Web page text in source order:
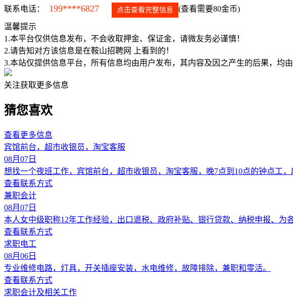
联系电话： 199****6827 点击查看完整信息 (查看需要80金币)
温馨提示
1.本平台仅供信息发布，不会收取押金、保证金，请微友务必谨慎！
2.请告知对方该信息是在鞍山招聘网
上看到的！
3.本站仅提供信息平台，所有信息均由用户发布，其内容及因之产生的后果，均
关注获取更多信息
猜您喜欢
查看更多信息
宾馆前台，超市收银员，淘宝客服
08月07日
想找一个夜班工作，宾馆前台，超市收银员，淘宝客服，晚7点到10点的钟点工
查看联系方式
兼职会计
08月07日
本人女中级职称12年工作经验，出口退税、政府补贴、银行贷款、纳税申报、
查看联系方式
求职电工
08月06日
专业维修电路，灯具，开关插座安装，水电维修，故障排除，兼职和零活。
查看联系方式
求职会计及相关工作